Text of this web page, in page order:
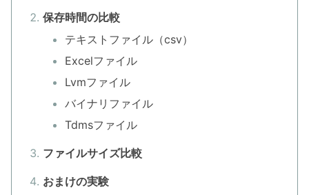
保存時間の比較
テキストファイル（csv）
Excelファイル
Lvmファイル
バイナリファイル
Tdmsファイル
ファイルサイズ比較
おまけの実験